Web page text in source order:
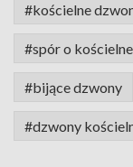
#kościelne
#spór o
#bijące dzwony
#dzwony